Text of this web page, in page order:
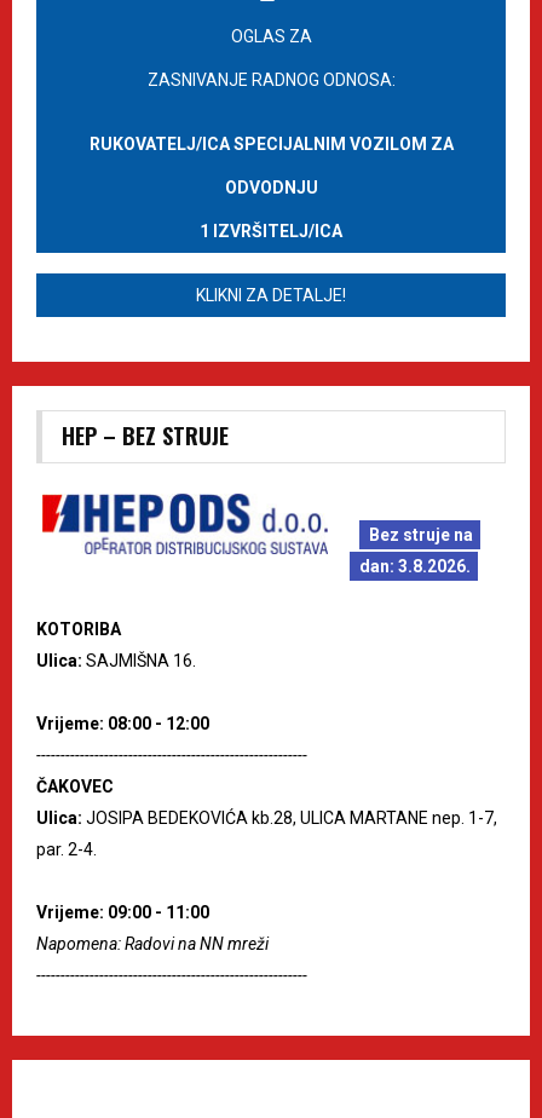
OGLAS ZA
ZASNIVANJE RADNOG ODNOSA:
RUKOVATELJ/ICA SPECIJALNIM VOZILOM ZA
ODVODNJU
1 IZVRŠITELJ/ICA
KLIKNI ZA DETALJE!
HEP – BEZ STRUJE
Bez struje na
dan: 3.8.2026.
KOTORIBA
Ulica: SAJMIŠNA 16.
Vrijeme: 08:00 - 12:00
--------------------------------------------------------
ČAKOVEC
Ulica: JOSIPA BEDEKOVIĆA kb.28, ULICA MARTANE nep. 1-7,
par. 2-4.
Vrijeme: 09:00 - 11:00
Napomena: Radovi na NN mreži
--------------------------------------------------------